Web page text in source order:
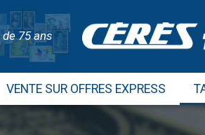
75 ans
VENTE SUR OFFRES EXPRESS